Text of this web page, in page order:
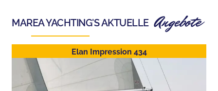
MAREA YACHTING'S AKTUELLE Angebote
Elan Impression 434